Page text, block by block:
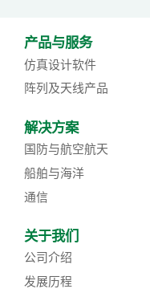
产品与服务
仿真设计软件
阵列及天线产品
解决方案
国防与航空航天
船舶与海洋
通信
关于我们
公司介绍
发展历程